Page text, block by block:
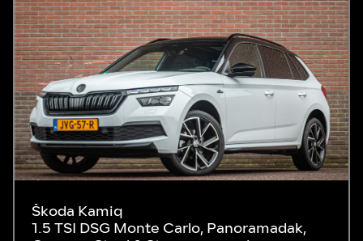
Škoda Kamiq
1.5 TSI DSG Monte Carlo, Panoramadak,